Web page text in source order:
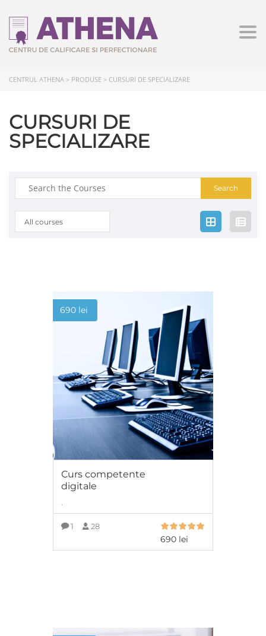
CENTRUL ATHENA > PRODUSE > CURSURI DE SPECIALIZARE
CURSURI DE
SPECIALIZARE
Search
for:
All courses
690 lei
Curs competente
digitale
1 28
690 lei